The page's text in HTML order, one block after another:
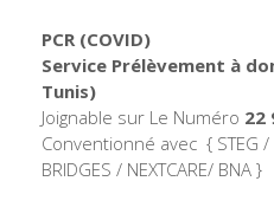
PCR (COVID)
Service Prélèvement à
Tunis)
Joignable sur Le Numéro 22
Conventionné avec { STEG /
BRIDGES / NEXTCARE/ BNA }